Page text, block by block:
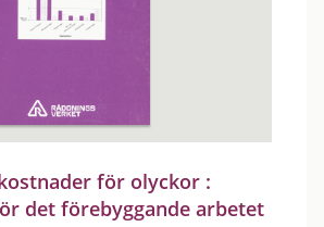
för olyckor :
det förebyggande arbetet